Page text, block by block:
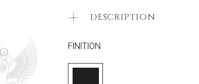
DESCRIPTION
FINITION